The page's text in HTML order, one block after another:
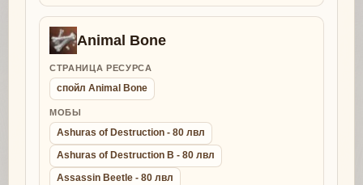
Animal Bone
СТРАНИЦА РЕСУРСА
спойл Animal Bone
МОБЫ
Ashuras of Destruction - 80 лвл
Ashuras of Destruction B - 80 лвл
Assassin Beetle - 80 лвл